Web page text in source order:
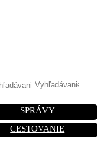
SPRÁVY
CESTOVANIE